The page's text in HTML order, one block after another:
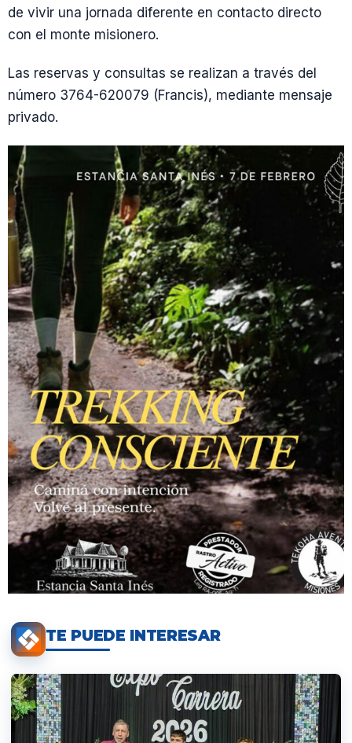
de vivir una jornada diferente en contacto directo
con el monte misionero.
Las reservas y consultas se realizan a través del
número 3764-620079 (Francis), mediante mensaje
privado.
TE PUEDE INTERESAR